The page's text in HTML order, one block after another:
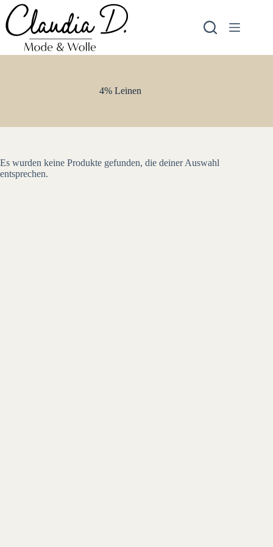
Zum
Inhalt
springen
4% Leinen
Es wurden keine Produkte gefunden, die deiner Auswahl
entsprechen.